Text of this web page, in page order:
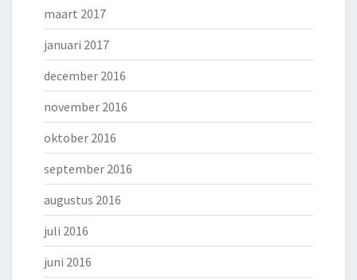
maart 2017
januari 2017
december 2016
november 2016
oktober 2016
september 2016
augustus 2016
juli 2016
juni 2016